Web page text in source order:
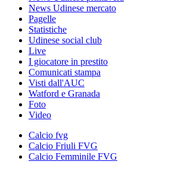
News Udinese mercato
Pagelle
Statistiche
Udinese social club
Live
I giocatore in prestito
Comunicati stampa
Visti dall'AUC
Watford e Granada
Foto
Video
Calcio fvg
Calcio Friuli FVG
Calcio Femminile FVG